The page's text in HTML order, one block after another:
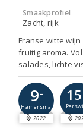
Smaakprofiel
Zacht, rijk
Franse witte
fruitig aroma.
salades, lichte
9-
Hamersma
2022
15